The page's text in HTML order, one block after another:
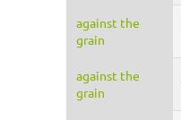
against the
grain
against the
grain